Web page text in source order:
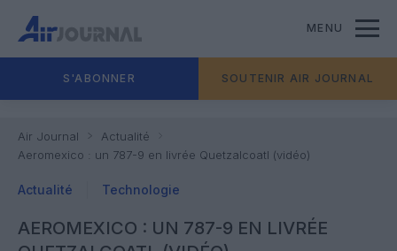
MENU
S'ABONNER SOUTENIR AIR JOURNAL
Air Journal
Actualité
Aeromexico : un 787-9 en livrée Quetzalcoatl (vidéo)
Actualité Technologie
AEROMEXICO : UN 787-9 EN LIVRÉE